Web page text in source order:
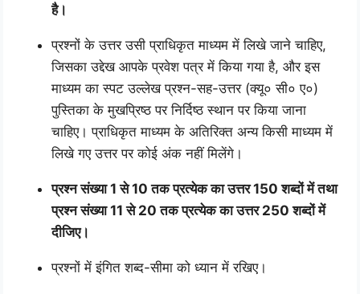
है।
प्रश्नों के उत्तर उसी प्राधिकृत माध्यम में लिखे जाने चाहिए,
जिसका उद्देख आपके प्रवेश पत्र में किया गया है, और इस
माध्यम का स्पट उल्लेख प्रश्न-सह-उत्तर (क्यू० सी० ए०)
पुस्तिका के मुखप्रिष्ठ पर निर्दिष्ठ स्थान पर किया जाना
चाहिए। प्राधिकृत माध्यम के अतिरिक्त अन्य किसी माध्यम में
लिखे गए उत्तर पर कोई अंक नहीं मिलेंगे।
प्रश्न संख्या 1 से 10 तक प्रत्येक का उत्तर 150 शब्दों में तथा
प्रश्न संख्या 11 से 20 तक प्रत्येक का उत्तर 250 शब्दों में
दीजिए।
प्रश्नों में इंगित शब्द-सीमा को ध्यान में रखिए।